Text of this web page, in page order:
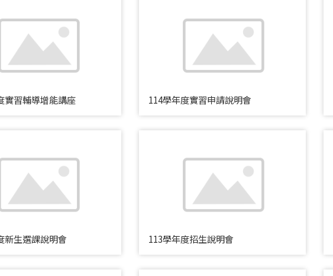
實習輔導增能講座 114學年度實習申請說明會
新生選課說明會 113學年度招生說明會